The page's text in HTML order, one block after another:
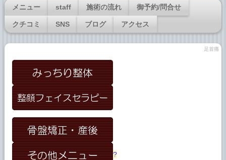
メニュー staff 施術の流れ 御予約/問合せ
クチコミ SNS ブログ アクセス
足首痛
?